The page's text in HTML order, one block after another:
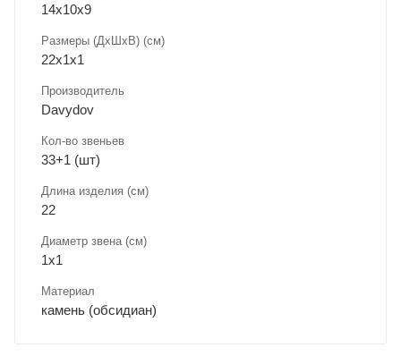
14х10х9
Размеры (ДxШxВ) (см)
22х1х1
Производитель
Davydov
Кол-во звеньев
33+1 (шт)
Длина изделия (см)
22
Диаметр звена (см)
1х1
Материал
камень (обсидиан)